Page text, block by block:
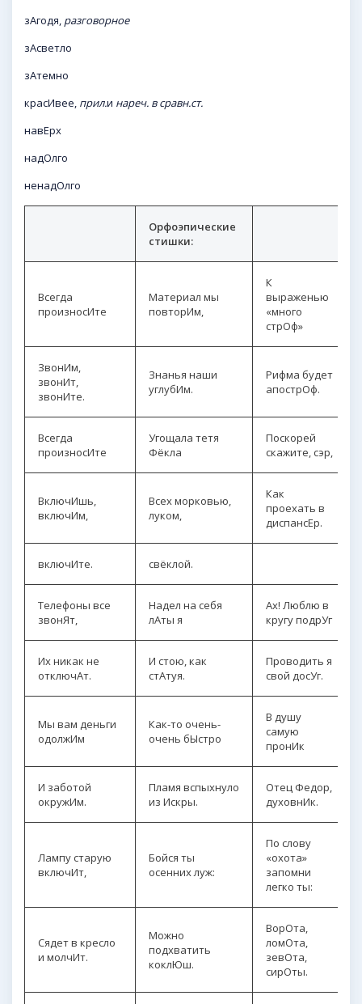
зАгодя, разговорное
зАсветло
зАтемно
красИвее, прил.и нареч. в сравн.ст.
навЕрх
надОлго
ненадОлго
Орфоэпические
стишки:
Всегда
произносИте
Материал мы
повторИм,
К
выраженью
«много
стрОф»
ЗвонИм,
звонИт,
звонИте.
Знанья наши
углубИм.
Рифма будет
апострОф.
Всегда
произносИте
Угощала тетя
Фёкла
Поскорей
скажите, сэр,
ВключИшь,
включИм,
Всех морковью,
луком,
Как
проехать в
диспансЕр.
включИте. свёклой.
Телефоны все
звонЯт,
Надел на себя
лАты я
Ах! Люблю в
кругу подрУг
Их никак не
отключАт.
И стою, как
стАтуя.
Проводить я
свой досУг.
Мы вам деньги
одолжИм
Как-то очень-
очень бЫстро
В душу
самую
пронИк
И заботой
окружИм.
Пламя вспыхнуло
из Искры.
Отец Федор,
духовнИк.
Лампу старую
включИт,
Бойся ты
осенних луж:
По слову
«охота»
запомни
легко ты:
Сядет в кресло
и молчИт.
Можно
подхватить
коклЮш.
ВорОта,
ломОта,
зевОта,
сирОты.